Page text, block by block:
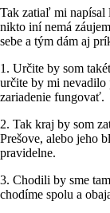
Tak zatiaľ mi napísal
nikto iní nemá
sebe a tým dám aj
1. Určite by som
určite by mi nevadilo
zariadenie fungovať.
2. Tak kraj by som
Prešove, alebo jeho
pravidelne.
3. Chodili by sme
chodíme spolu a